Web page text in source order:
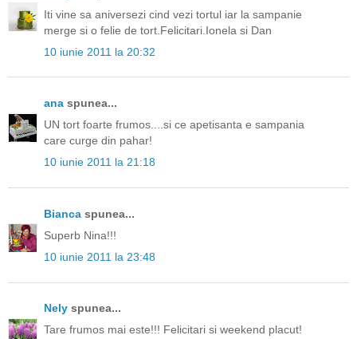
Iti vine sa aniversezi cind vezi tortul iar la sampanie
merge si o felie de tort.Felicitari.Ionela si Dan
10 iunie 2011 la 20:32
ana spunea...
UN tort foarte frumos....si ce apetisanta e sampania
care curge din pahar!
10 iunie 2011 la 21:18
Bianca spunea...
Superb Nina!!!
10 iunie 2011 la 23:48
Nely spunea...
Tare frumos mai este!!! Felicitari si weekend placut!